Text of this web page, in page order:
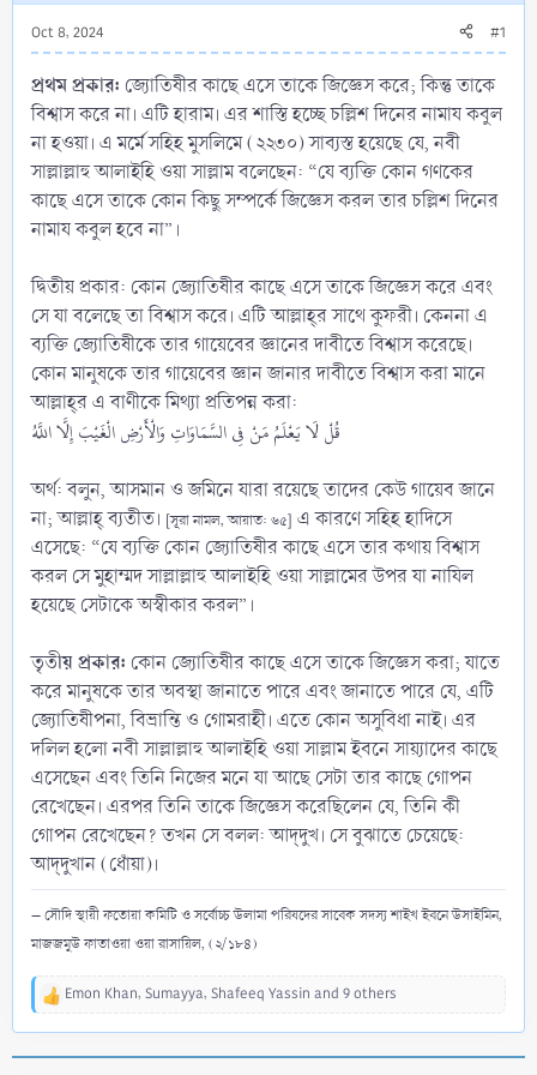
Oct 8, 2024 #1
প্রথমপ্রকার: জ্যোতিষীর কাছে এসে তাকে জিজ্ঞেস করে; কিন্তু তাকে
বিশ্বাস করে না। এটি হারাম। এর শাস্তি হচ্ছে চল্লিশ দিনের নামায কবুল
না হওয়া। এ মর্মে সহিহ মুসলিমে (২২৩০) সাব্যস্ত হয়েছে যে, নবী
সাল্লাল্লাহু আলাইহি ওয়া সাল্লাম বলেছেন: “যে ব্যক্তি কোন গণকের
কাছে এসে তাকে কোন কিছু সম্পর্কে জিজ্ঞেস করল তার চল্লিশ দিনের
নামায কবুল হবে না”।
দ্বিতীয় প্রকার: কোন জ্যোতিষীর কাছে এসে তাকে জিজ্ঞেস করে এবং
সে যা বলেছে তা বিশ্বাস করে। এটি আল্লাহ্‌র সাথে কুফরী। কেননা এ
ব্যক্তি জ্যোতিষীকে তার গায়েবের জ্ঞানের দাবীতে বিশ্বাস করেছে।
কোন মানুষকে তার গায়েবের জ্ঞান জানার দাবীতে বিশ্বাস করা মানে
আল্লাহ্‌র এ বাণীকে মিথ্যা প্রতিপন্ন করা:
قُلْ لَا يَعْلَمُ مَنْ فِي السَّمَاوَاتِ وَالْأَرْضِ الْغَيْبَ إِلَّا اللَّهُ
অর্থ: বলুন, আসমান ও জমিনে যারা রয়েছে তাদের কেউ গায়েব জানে
না; আল্লাহ্‌ ব্যতীত। [সূরা নামল, আয়াত: ৬৫] এ কারণে সহিহ হাদিসে
এসেছে: “যে ব্যক্তি কোন জ্যোতিষীর কাছে এসে তার কথায় বিশ্বাস
করল সে মুহাম্মদ সাল্লাল্লাহু আলাইহি ওয়া সাল্লামের উপর যা নাযিল
হয়েছে সেটাকে অস্বীকার করল”।
তৃতীয় প্রকার: কোন জ্যোতিষীর কাছে এসে তাকে জিজ্ঞেস করা; যাতে
করে মানুষকে তার অবস্থা জানাতে পারে এবং জানাতে পারে যে, এটি
জ্যোতিষীপনা, বিভ্রান্তি ও গোমরাহী। এতে কোন অসুবিধা নাই। এর
দলিল হলো নবী সাল্লাল্লাহু আলাইহি ওয়া সাল্লাম ইবনে সায়্যাদের কাছে
এসেছেন এবং তিনি নিজের মনে যা আছে সেটা তার কাছে গোপন
রেখেছেন। এরপর তিনি তাকে জিজ্ঞেস করেছিলেন যে, তিনি কী
গোপন রেখেছেন? তখন সে বলল: আদ্‌দুখ। সে বুঝাতে চেয়েছে:
আদ্‌দুখান (ধোঁয়া)।
– সৌদি স্থায়ী ফতোয়া কমিটি ও সর্বোচ্চ উলামা পরিষদের সাবেক সদস্য শাইখ ইবনে উসাইমিন,
মাজজমুউ ফাতাওয়া ওয়া রাসায়িল, (২/১৮৪)
R
Emon Khan, Sumayya, Shafeeq Yassin and 9 others